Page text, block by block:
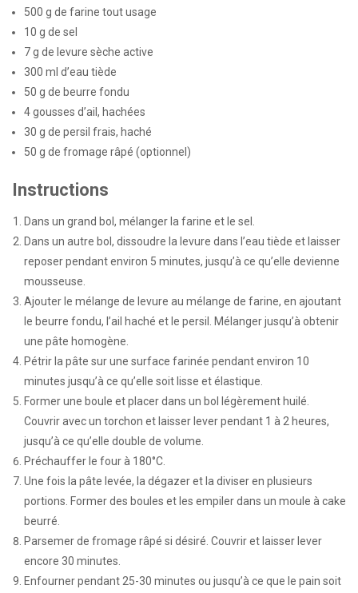
500 g de farine tout usage
10 g de sel
7 g de levure sèche active
300 ml d’eau tiède
50 g de beurre fondu
4 gousses d’ail, hachées
30 g de persil frais, haché
50 g de fromage râpé (optionnel)
Instructions
Dans un grand bol, mélanger la farine et le sel.
Dans un autre bol, dissoudre la levure dans l’eau tiède et laisser
reposer pendant environ 5 minutes, jusqu’à ce qu’elle devienne
mousseuse.
Ajouter le mélange de levure au mélange de farine, en ajoutant
le beurre fondu, l’ail haché et le persil. Mélanger jusqu’à obtenir
une pâte homogène.
Pétrir la pâte sur une surface farinée pendant environ 10
minutes jusqu’à ce qu’elle soit lisse et élastique.
Former une boule et placer dans un bol légèrement huilé.
Couvrir avec un torchon et laisser lever pendant 1 à 2 heures,
jusqu’à ce qu’elle double de volume.
Préchauffer le four à 180°C.
Une fois la pâte levée, la dégazer et la diviser en plusieurs
portions. Former des boules et les empiler dans un moule à cake
beurré.
Parsemer de fromage râpé si désiré. Couvrir et laisser lever
encore 30 minutes.
Enfourner pendant 25-30 minutes ou jusqu’à ce que le pain soit